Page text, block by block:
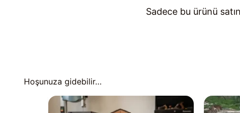
Sadece bu ürünü
Hoşunuza gidebilir…